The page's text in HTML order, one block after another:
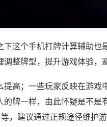
下这个手机打牌计算辅助
整牌型，提升游戏体验，
高；一些玩家反映在游戏
的牌一样，由此怀疑是不
，建议通过正规途径维护游